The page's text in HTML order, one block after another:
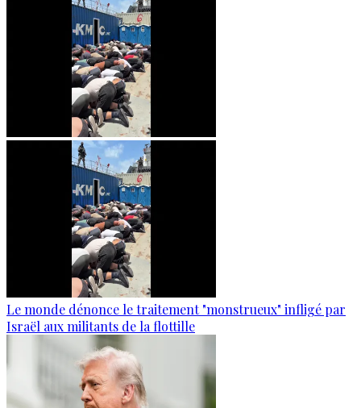
Le monde dénonce le traitement "monstrueux" infligé par
Israël aux militants de la flottille